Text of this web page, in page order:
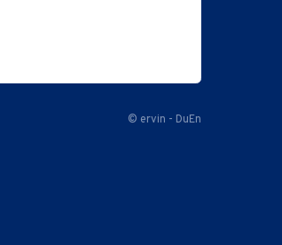
© ervin - DuEn